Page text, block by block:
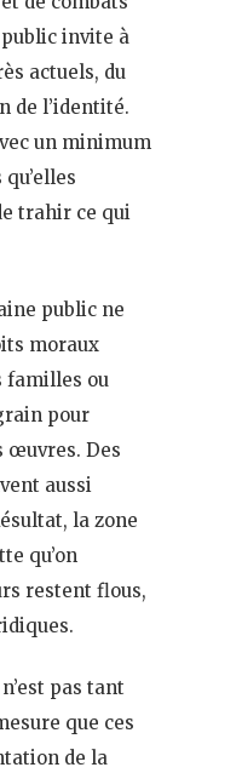
invite à
actuels, du
de l’identité.
un minimum
trahir ce qui
public ne
moraux
familles ou
pour
œuvres. Des
aussi
la zone
qu’on
restent flous,
pas tant
que ces
de la